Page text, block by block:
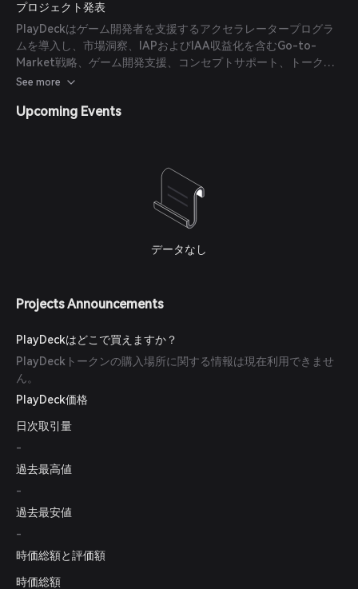
プロジェクト発表
PlayDeckはゲーム開発者を支援するアクセラレータープログラ
ムを導入し、市場洞察、IAPおよびIAA収益化を含むGo-to-
Market戦略、ゲーム開発支援、コンセプトサポート、トークノ
ミクス戦略、上場支援などのサービスを提供しています。
See more
Upcoming Events
データなし
Projects Announcements
PlayDeckはどこで買えますか？
PlayDeckトークンの購入場所に関する情報は現在利用できませ
ん。
PlayDeck価格
日次取引量
-
過去最高値
-
過去最安値
-
時価総額と評価額
時価総額